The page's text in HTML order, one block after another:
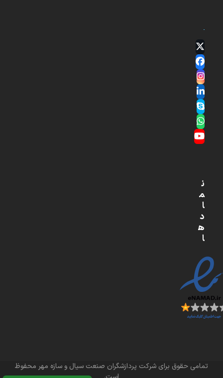
Twitter
(deprecated)
Facebook
Instagram
LinkedIn
Skype
Whatsapp
YouTube
ن
م
ا
د
ه
ا
تمامی حقوق برای شرکت پردازشگران صنعت سیال و سازه مهر محفوظ